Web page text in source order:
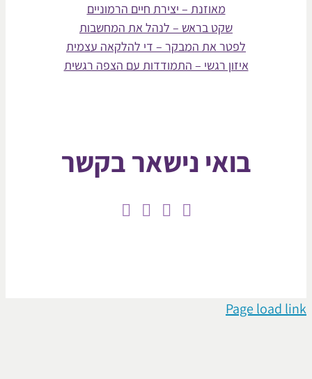
מאוזנת – יצירת חיים הרמוניים
שקט בראש – לנהל את המחשבות
לפטר את המבקר – די להלקאה עצמית
איזון רגשי – התמודדות עם הצפה רגשית
בואי נישאר בקשר
Page